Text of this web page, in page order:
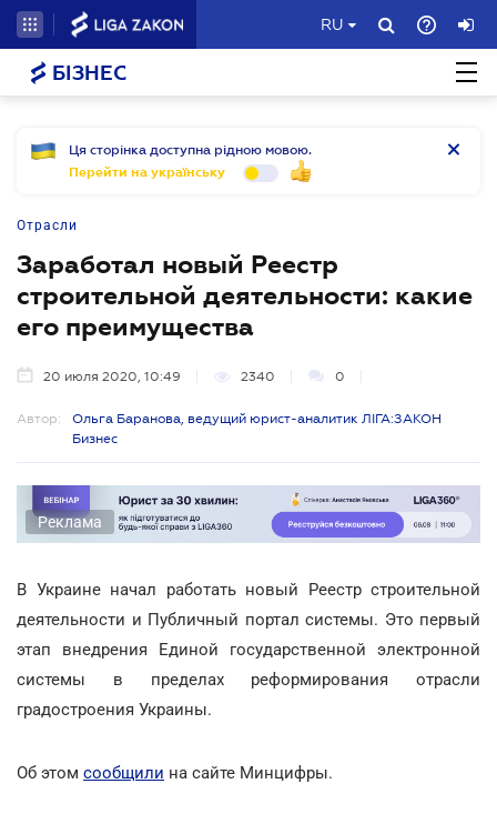
RU
БІЗНЕС
Ця сторінка доступна рідною мовою.
Перейти на українську
Отрасли
Заработал новый Реестр
строительной деятельности: какие
его преимущества
20 июля 2020, 10:49 2340 0
Автор:
Ольга Баранова, ведущий юрист-аналитик ЛІГА:ЗАКОН
Бизнес
Реклама
В Украине начал работать новый Реестр строительной
деятельности и Публичный портал системы. Это первый
этап внедрения Единой государственной электронной
системы в пределах реформирования отрасли
градостроения Украины.
Об этом сообщили на сайте Минцифры.